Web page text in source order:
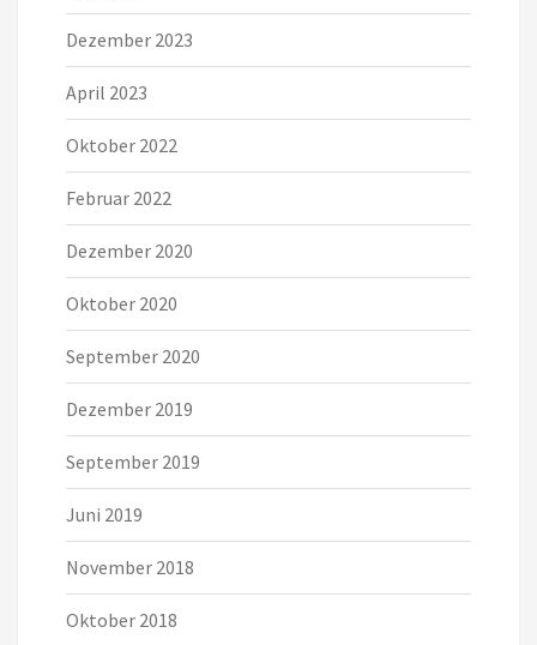
Dezember 2023
April 2023
Oktober 2022
Februar 2022
Dezember 2020
Oktober 2020
September 2020
Dezember 2019
September 2019
Juni 2019
November 2018
Oktober 2018